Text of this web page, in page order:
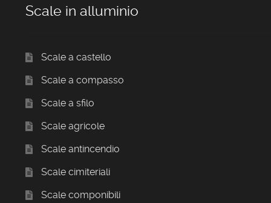
Scale in alluminio
Scale a castello
Scale a compasso
Scale a sfilo
Scale agricole
Scale antincendio
Scale cimiteriali
Scale componibili